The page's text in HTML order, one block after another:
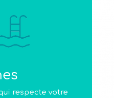
respecte votre